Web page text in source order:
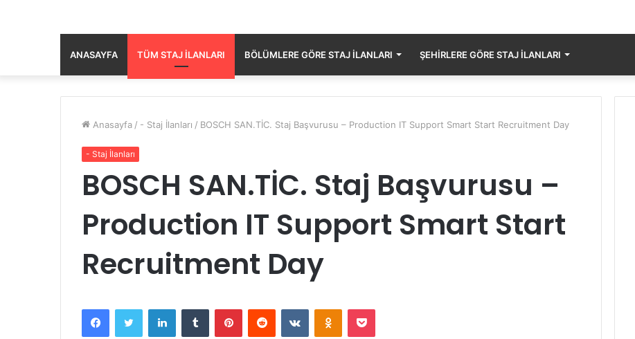
ANASAYFA TÜM STAJ İLANLARI BÖLÜMLERE GÖRE STAJ İLANLARI ŞEHIRLERE GÖRE STAJ İLANLARI
Anasayfa / - Staj İlanları / BOSCH SAN.TİC. Staj Başvurusu – Production IT Support Smart Start Recruitment Day
- Staj İlanları
BOSCH SAN.TİC. Staj Başvurusu –
Production IT Support Smart Start
Recruitment Day